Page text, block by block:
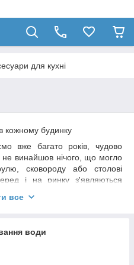
для кухні
кожному будинку
вже багато років, чудово
не винайшов нічого, що могло
сковороду або столові
і на ринку з'являються
помічників на кухні.
барвисті і при цьому дуже
якої кухні.
силіконові килимки,
все
води